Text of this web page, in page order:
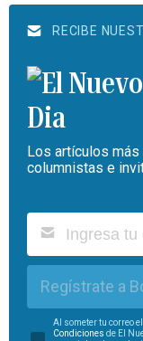
RECIBE
Los artículos
columnistas e
Regístrate a
Al someter tu correo
Condiciones de El